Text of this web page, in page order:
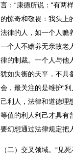
言：“康德所说：“有两
的惊奇和敬畏：我头上
法律的人，如一个人赡
一个人不赡养无亲故老
律的制裁。一个人与他
犹如失衡的天平，不具
会，最关注的是维护“
己利人，法律和道德理
等值的利人利己才具有
要幻想通过法律规定把
（二）交叉领域。“见